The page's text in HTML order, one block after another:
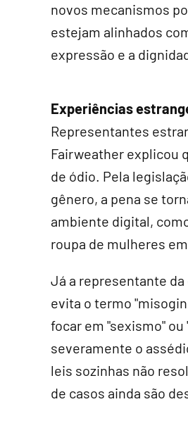
novos mecanismos
estejam alinhados
expressão e a
Experiências
Representantes
Fairweather explicou
de ódio. Pela
gênero, a pena se
ambiente digital,
roupa de mulheres
Já a representante da
evita o termo
focar em "sexismo"
severamente o
leis sozinhas não
de casos ainda são